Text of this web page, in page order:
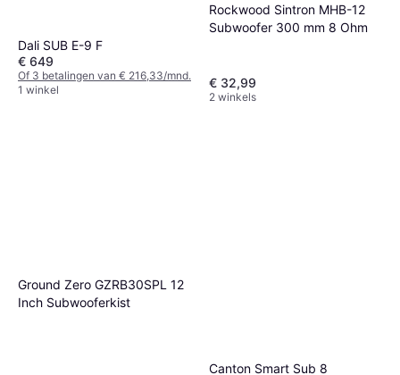
Dali SUB E-9 F
€ 649
Of 3 betalingen van € 216,33/mnd.
1 winkel
Rockwood Sintron MHB-12
Subwoofer 300 mm 8 Ohm
€ 32,99
2 winkels
Ground Zero GZRB30SPL 12
Inch Subwooferkist
Canton Smart Sub 8